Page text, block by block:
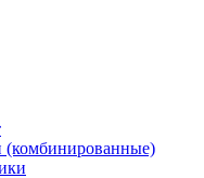
(комбинированные)